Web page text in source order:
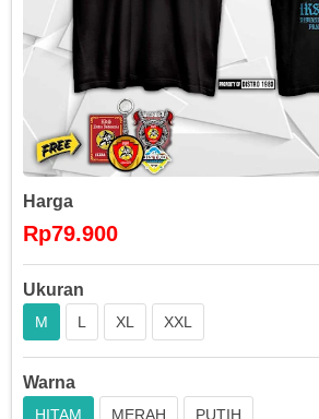
Harga
Rp79.900
Ukuran
M L XL XXL
Warna
HITAM MERAH PUTIH